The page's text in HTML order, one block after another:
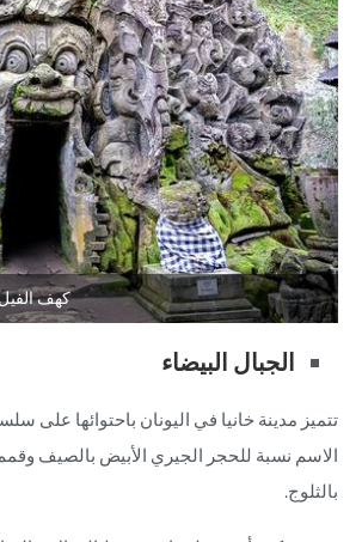
كهف
الجبال البيضاء
تتميز مدينة خانيا في اليونان باحتوائها على
الاسم نسبة للحجر الجيري الأبيض بالصيف
بالثلوج.